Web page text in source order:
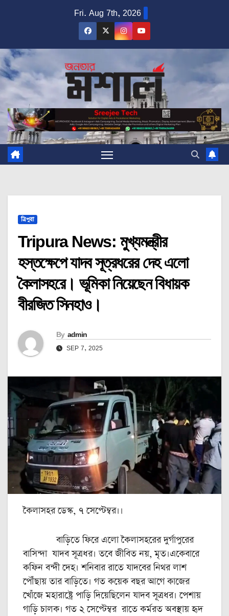
Fri. Aug 7th, 2026
ত্রিপুরা
Tripura News: মুখ্যমন্ত্রীর
হস্তক্ষেপে যাদব সূত্রধরের দেহ এলো
কৈলাসহরে। ভূমিকা নিয়েছেন বিধায়ক
বীরজিত সিনহাও।
By admin
SEP 7, 2025
কৈলাসহর ডেস্ক, ৭ সেপ্টেম্বর।।
বাড়িতে ফিরে এলো কৈলাসহরের দুর্গাপুরের
বাসিন্দা যাদব সূত্রধর। তবে জীবিত নয়, মৃত।একেবারে
কফিন বন্দী দেহ। শনিবার রাতে যাদবের নিথর লাশ
পৌঁছায় তার বাড়িতে। গত কয়েক বছর আগে কাজের
খোঁজে মহারাষ্ট্রে পাড়ি দিয়েছিলেন যাদব সূত্রধর। পেশায়
গাড়ি চালক। গত ২ সেপ্টেম্বর রাতে কর্মরত অবস্থায় হৃদ